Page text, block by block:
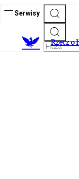
Serwisy
Rzecz o